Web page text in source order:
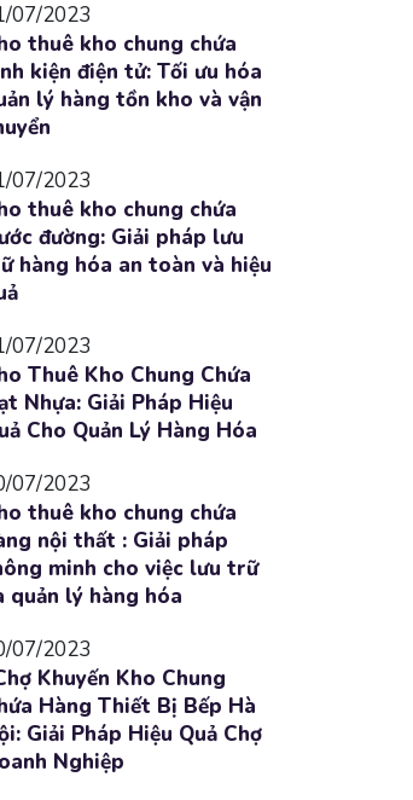
07/2023
thuê kho chung chứa
kiện điện tử: Tối ưu hóa
lý hàng tồn kho và vận
07/2023
thuê kho chung chứa
đường: Giải pháp lưu
hàng hóa an toàn và hiệu
07/2023
Thuê Kho Chung Chứa
Nhựa: Giải Pháp Hiệu
Cho Quản Lý Hàng Hóa
07/2023
thuê kho chung chứa
nội thất : Giải pháp
minh cho việc lưu trữ
quản lý hàng hóa
07/2023
Khuyến Kho Chung
Hàng Thiết Bị Bếp Hà
Giải Pháp Hiệu Quả Chợ
Nghiệp